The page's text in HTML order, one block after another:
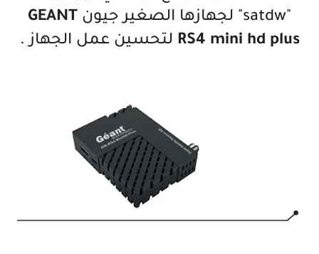
"satdw"
لجهازها الصغير جيون GEANT
RS4 mini hd plus لتحسين عمل الجهاز .